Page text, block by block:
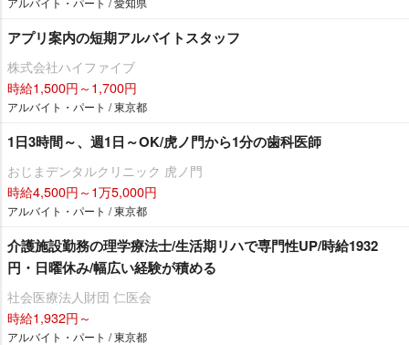
アプリ案内の短期アルバイトスタッフ
株式会社ハイファイブ
時給1,500円～1,700円
アルバイト・パート / 東京都
1日3時間～、週1日～OK/虎ノ門から1分の歯科医師
おじまデンタルクリニック 虎ノ門
時給4,500円～1万5,000円
アルバイト・パート / 東京都
介護施設勤務の理学療法士/生活期リハで専門性UP/時給1932
円・日曜休み/幅広い経験が積める
社会医療法人財団 仁医会
時給1,932円～
アルバイト・パート / 東京都